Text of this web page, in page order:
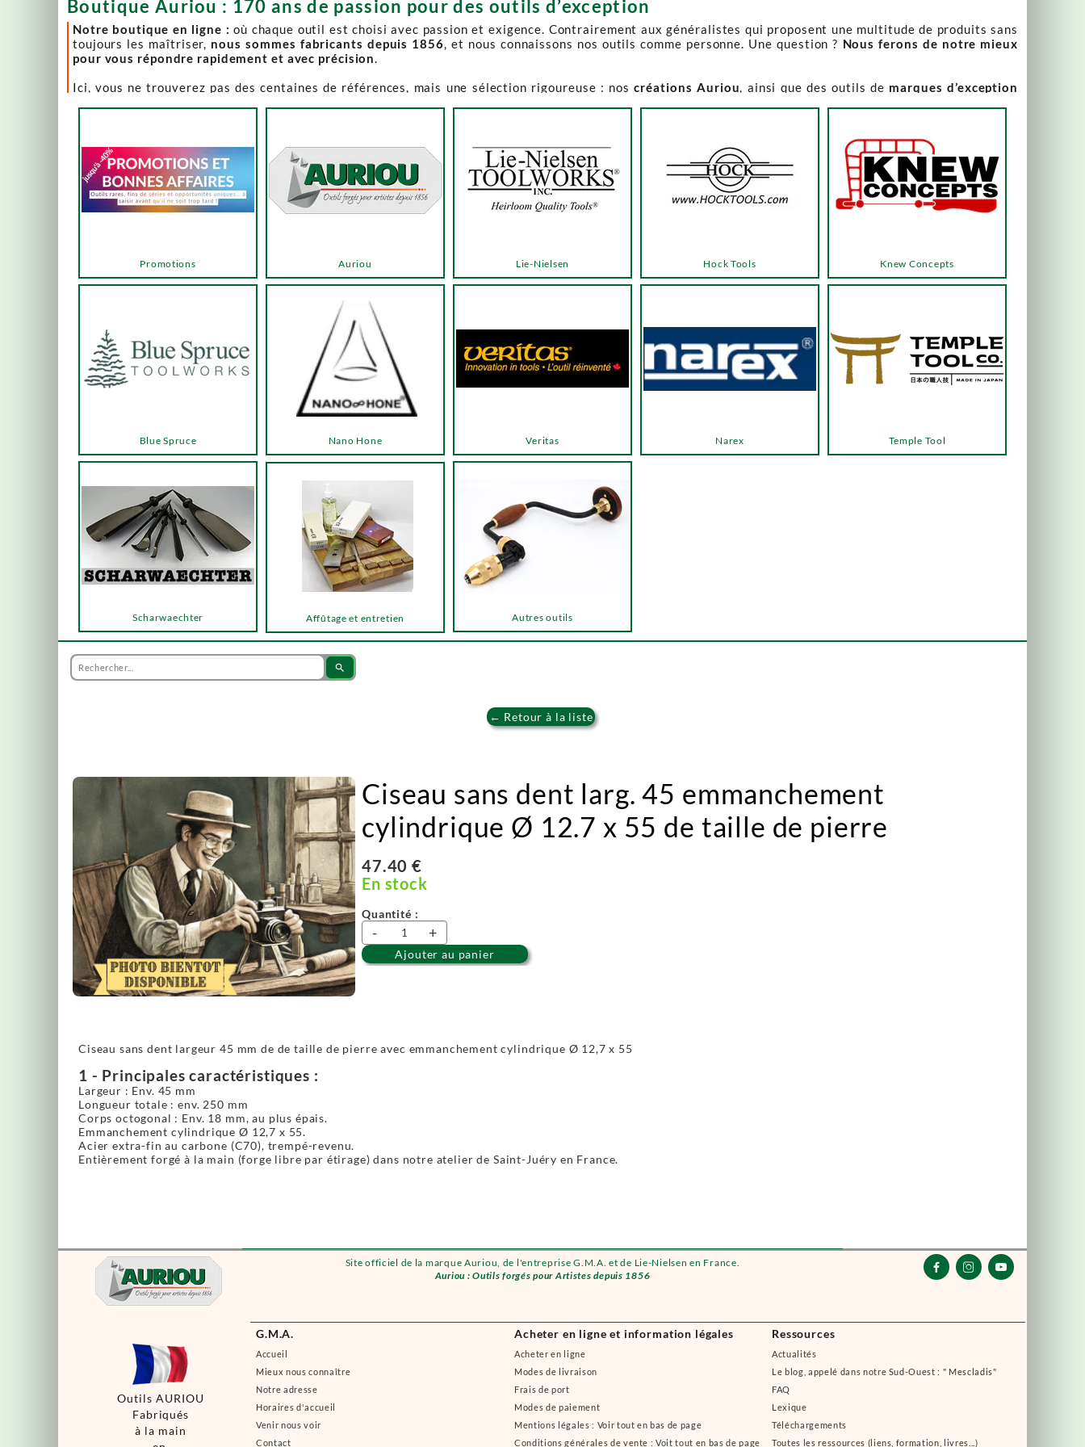
Site officiel de la marque Auriou, de l'entreprise G.M.A. et de Lie-Nielsen en France.
Auriou : Outils forgés pour Artistes depuis 1856
G.M.A.
Accueil
Mieux nous connaître
Notre adresse
Horaires d'accueil
Venir nous voir
Contact
Acheter en ligne et information légales
Acheter en ligne
Modes de livraison
Frais de port
Modes de paiement
Mentions légales : Voir tout en bas de page
Conditions générales de vente : Voit tout en bas de page
Ressources
Actualités
Le blog, appelé dans notre Sud-Ouest : " Mescladis"
FAQ
Lexique
Téléchargements
Toutes les ressources (liens, formation, livres...)
  
Outils AURIOU
Fabriqués
à la main
Boutique Auriou : 170 ans de passion pour des outils d’exception
Notre boutique en ligne :où chaque outil est choisi avec passion et exigence. Contrairement aux généralistes qui proposent une multitude de produits sans
toujours les maîtriser, nous sommes fabricants depuis 1856, et nous connaissons nos outils comme personne. Une question ? Nous ferons de notre mieux
pour vous répondre rapidement et avec précision.
Ici, vous ne trouverez pas des centaines de références, mais une sélection rigoureuse : noscréations Auriou, ainsi que des outils de marques d’exception
accéder via les menus ou les boutons ci-dessous.
Un produit en rupture de stock ? Nous travaillons activement à son réapprovisionnement. Les délais peuvent varier, alors n’hésitez pas à nous contacter pour
en savoir plus.
En bas de cette page, découvrez l’intégralité de notre catalogue. Pour affiner votre recherche, utilisez les menus ou les boutons dédiés, qui vous mèneront
Lie-Nielsen Hock Tools
Promotions Knew Concepts
Auriou
Temple Tool
Blue Spruce Narex
Veritas
Nano Hone
Autres outils
Scharwaechter Affûtage et entretien
search
← Retour à la liste
Ciseau sans dent larg. 45 emmanchement
cylindrique Ø 12.7 x 55 de taille de pierre
47.40 €
En stock
Quantité :
- +
Ajouter au panier
Ciseau sans dent largeur 45 mm de de taille de pierre avec emmanchement cylindrique Ø 12,7 x 55
1 - Principales caractéristiques :
Largeur : Env. 45 mm
Longueur totale : env. 250 mm
Corps octogonal : Env. 18 mm, au plus épais.
Emmanchement cylindrique Ø 12,7 x 55.
Acier extra-fin au carbone (C70), trempé-revenu.
Entièrement forgé à la main (forge libre par étirage) dans notre atelier de Saint-Juéry en France.